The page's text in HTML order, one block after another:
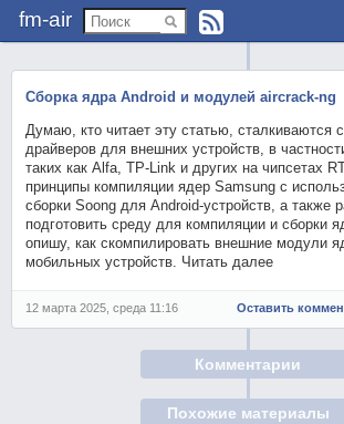
fm-air
Сборка ядра Android и модулей aircrack-ng
Думаю, кто читает эту статью, сталкиваются
драйверов для внешних устройств, в
таких как Alfa, TP-Link и других на чипсетах
принципы компиляции ядер Samsung с
сборки Soong для Android-устройств, а также
подготовить среду для компиляции и сборки
опишу, как скомпилировать внешние модули
мобильных устройств. Читать далее
12 марта 2025, среда 11:16 Оставить
Комментарии
Похожие материалы